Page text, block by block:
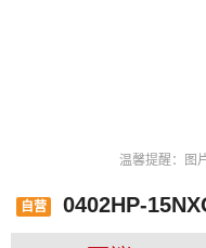
温馨提醒：图
自营 0402HP-